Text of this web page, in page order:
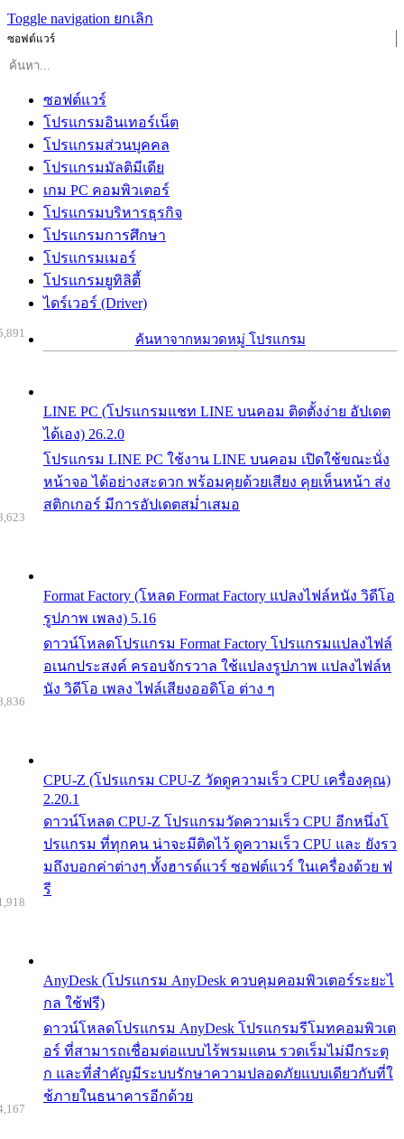
Toggle navigation ยกเลิก
ซอฟต์แวร์
ซอฟต์แวร์
โปรแกรมอินเทอร์เน็ต
โปรแกรมส่วนบุคคล
โปรแกรมมัลติมีเดีย
เกม PC คอมพิวเตอร์
โปรแกรมบริหารธุรกิจ
โปรแกรมการศึกษา
โปรแกรมเมอร์
โปรแกรมยูทิลิตี้
ไดร์เวอร์ (Driver)
ค้นหาจากหมวดหมู่ โปรแกรม
LINE PC (โปรแกรมแชท LINE บนคอม ติดตั้งง่าย อัปเดต
ได้เอง) 26.2.0
โปรแกรม LINE PC ใช้งาน LINE บนคอม เปิดใช้ขณะนั่ง
หน้าจอ ได้อย่างสะดวก พร้อมคุยด้วยเสียง คุยเห็นหน้า ส่ง
สติกเกอร์ มีการอัปเดตสม่ำเสมอ
Format Factory (โหลด Format Factory แปลงไฟล์หนัง วิดีโอ
รูปภาพ เพลง) 5.16
ดาวน์โหลดโปรแกรม Format Factory โปรแกรมแปลงไฟล์
อเนกประสงค์ ครอบจักรวาล ใช้แปลงรูปภาพ แปลงไฟล์ห
นัง วิดีโอ เพลง ไฟล์เสียงออดิโอ ต่าง ๆ
CPU-Z (โปรแกรม CPU-Z วัดดูความเร็ว CPU เครื่องคุณ)
2.20.1
ดาวน์โหลด CPU-Z โปรแกรมวัดความเร็ว CPU อีกหนึ่งโ
ปรแกรม ที่ทุกคน น่าจะมีติดไว้ ดูความเร็ว CPU และ ยังรว
มถึงบอกค่าต่างๆ ทั้งฮารด์แวร์ ซอฟต์แวร์ ในเครื่องด้วย ฟ
รี
AnyDesk (โปรแกรม AnyDesk ควบคุมคอมพิวเตอร์ระยะไ
กล ใช้ฟรี)
ดาวน์โหลดโปรแกรม AnyDesk โปรแกรมรีโมทคอมพิวเต
อร์ ที่สามารถเชื่อมต่อแบบไร้พรมแดน รวดเร็มไม่มีกระตุ
ก และที่สำคัญมีระบบรักษาความปลอดภัยแบบเดียวกับที่ใ
ช้ภายในธนาคารอีกด้วย